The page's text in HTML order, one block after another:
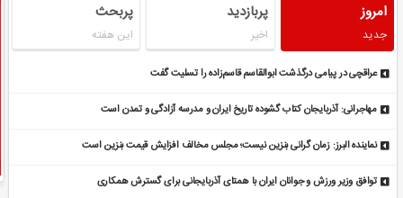
امروز
جدید
پربازدید
اخیر
پربحث
این هفته
عراقچی در پیامی درگذشت ابوالقاسم قاسم‌زاده را تسلیت گفت
مهاجرانی: آذربایجان کتاب گشوده تاریخ ایران و مدرسه آزادگی و تمدن است
نماینده البرز: زمان گرانی بنزین نیست؛ مجلس مخالف افزایش قیمت بنزین است
توافق وزیر ورزش و جوانان ایران با همتای آذربایجانی برای گسترش همکاری